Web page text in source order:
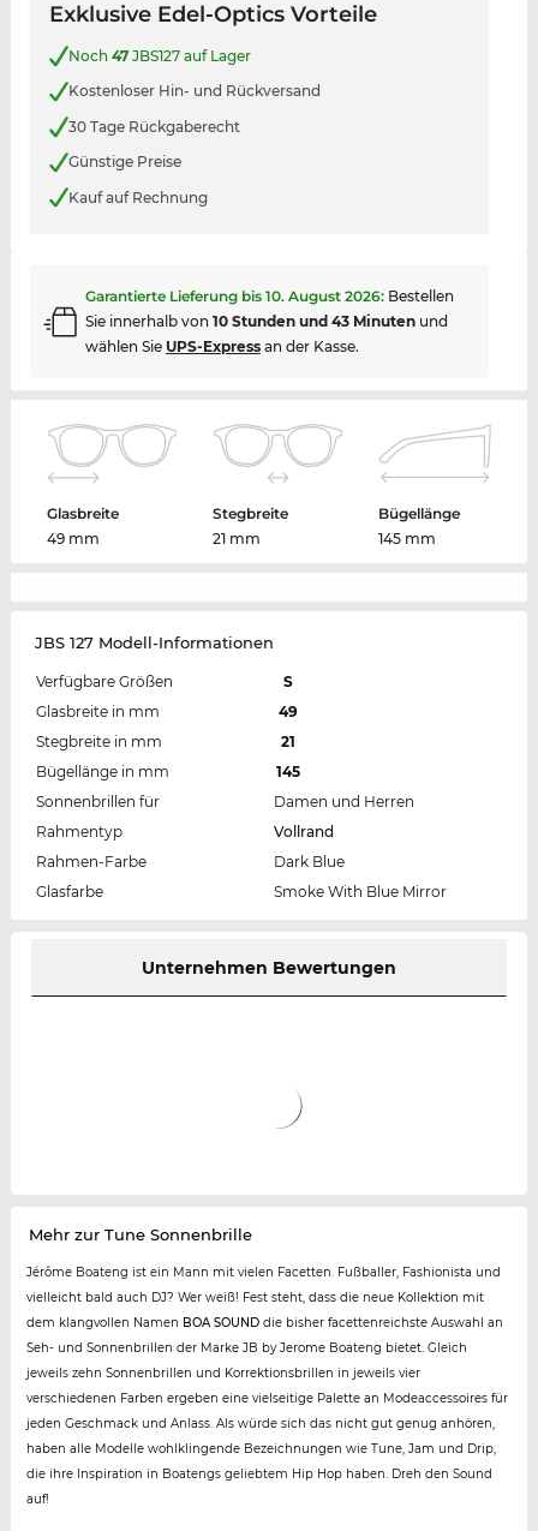
Exklusive Edel-Optics Vorteile
Noch 47JBS127 auf Lager
Kostenloser Hin- und Rückversand
30 Tage Rückgaberecht
Günstige Preise
Kauf auf Rechnung
Garantierte Lieferung bis 10. August 2026: Bestellen
Sie innerhalb von 10 Stunden und 43 Minutenund
wählen Sie UPS-Expressan der Kasse.
Glasbreite
49 mm
Stegbreite
21 mm
Bügellänge
145 mm
JBS 127 Modell-Informationen
Verfügbare Größen
S
Glasbreite in mm
49
Stegbreite in mm
21
Bügellänge in mm
145
Sonnenbrillen für
Damen und Herren
Rahmentyp
Vollrand
Rahmen-Farbe
Dark Blue
Glasfarbe
Smoke With Blue Mirror
Unternehmen Bewertungen
Mehr zur Tune Sonnenbrille
Jérôme Boateng ist ein Mann mit vielen Facetten. Fußballer, Fashionista und
vielleicht bald auch DJ? Wer weiß! Fest steht, dass die neue Kollektion mit
dem klangvollen Namen BOA SOUNDdie bisher facettenreichste Auswahl an
Seh- und Sonnenbrillen der Marke JB by Jerome Boateng bietet. Gleich
jeweils zehn Sonnenbrillen und Korrektionsbrillen in jeweils vier
verschiedenen Farben ergeben eine vielseitige Palette an Modeaccessoires für
jeden Geschmack und Anlass. Als würde sich das nicht gut genug anhören,
haben alle Modelle wohlklingende Bezeichnungen wie Tune, Jam und Drip,
die ihre Inspiration in Boatengs geliebtem Hip Hop haben. Dreh den Sound
auf!